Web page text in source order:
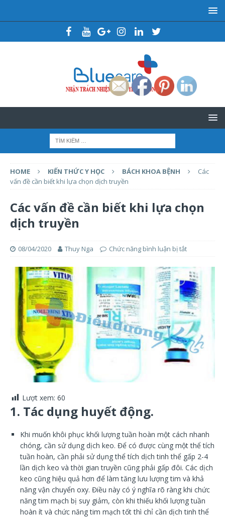
HOME KIẾN THỨC Y HỌC BÁCH KHOA BỆNH
Các
vấn đề cần biết khi lựa chọn dịch truyền
Các vấn đề cần biết khi lựa chọn
dịch truyền
08/04/2020 Thuy Nga Chức năng bình luận bị tắt
Lượt xem: 60
1. Tác dụng huyết động.
Khi muốn khôi phục khối lượng tuần hoàn một cách nhanh
chóng, cần sử dụng dịch keo. Để có được cùng một thể tích
tuần hoàn, cần phải sử dụng thể tích dịch tinh thể gấp 2-4
lần dịch keo và thời gian truyền cũng phải gấp đôi. Các dịch
keo cũng hiệu quả hơn để làm tăng lưu lượng tim và khả
năng vận chuyển oxy. Điều này có ý nghĩa rõ ràng khi chức
năng tim mạch bị suy giảm, còn khi thiếu khối lượng tuần
hoàn ít và chức năng tim mạch tốt thì chỉ cần dịch tinh thể